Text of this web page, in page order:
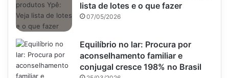
lista de lotes e o que fazer
07/05/2026
Equilíbrio no lar: Procura por
aconselhamento familiar e
conjugal cresce 198% no Brasil